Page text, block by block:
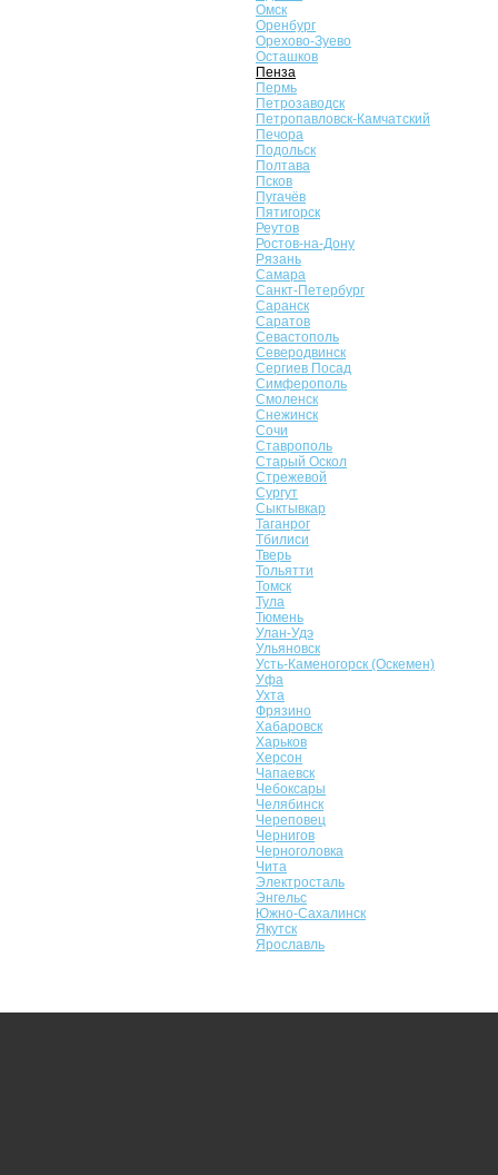
Омск
Оренбург
Орехово-Зуево
Осташков
Пенза
Пермь
Петрозаводск
Петропавловск-Камчатский
Печора
Подольск
Полтава
Псков
Пугачёв
Пятигорск
Реутов
Ростов-на-Дону
Рязань
Самара
Санкт-Петербург
Саранск
Саратов
Севастополь
Северодвинск
Сергиев Посад
Симферополь
Смоленск
Снежинск
Сочи
Ставрополь
Старый Оскол
Стрежевой
Сургут
Сыктывкар
Таганрог
Тбилиси
Тверь
Тольятти
Томск
Тула
Тюмень
Улан-Удэ
Ульяновск
Усть-Каменогорск (Оскемен)
Уфа
Ухта
Фрязино
Хабаровск
Харьков
Херсон
Чапаевск
Чебоксары
Челябинск
Череповец
Чернигов
Черноголовка
Чита
Электросталь
Энгельс
Южно-Сахалинск
Якутск
Ярославль